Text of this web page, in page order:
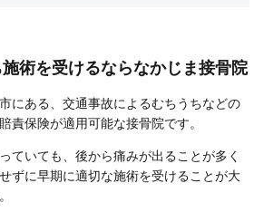
術を受けるならなかじま接骨院
にある、交通事故によるむちうちなどの
責保険が適用可能な接骨院です。
ていても、後から痛みが出ることが多く
ずに早期に適切な施術を受けることが大